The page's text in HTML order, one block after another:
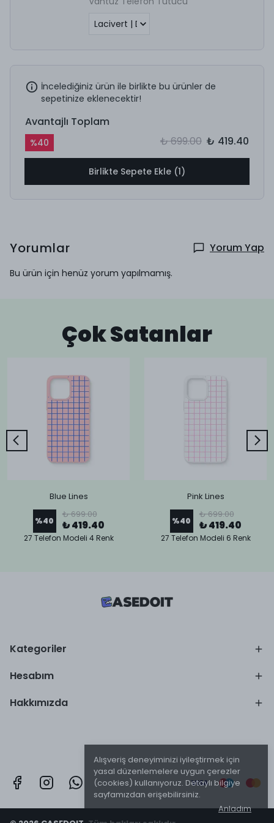
Alışveriş deneyiminizi iyileştirmek için
yasal düzenlemelere uygun çerezler
(cookies) kullanıyoruz. Detaylı bilgiye
sayfamızdan erişebilirsiniz.
Anladım
İncelediğiniz ürün ile birlikte bu ürünler de
sepetinize eklenecektir!
Avantajlı Toplam
%40 ₺ 699.00 ₺ 419.40
Birlikte Sepete Ekle (1)
Yorumlar Yorum Yap
Bu ürün için henüz yorum yapılmamış.
Çok Satanlar
Blue Lines
%40
₺ 699.00
₺ 419.40
27 Telefon Modeli 4 Renk
Pink Lines
%40
₺ 699.00
₺ 419.40
27 Telefon Modeli 6 Renk
Kategoriler
Hesabım
Hakkımızda